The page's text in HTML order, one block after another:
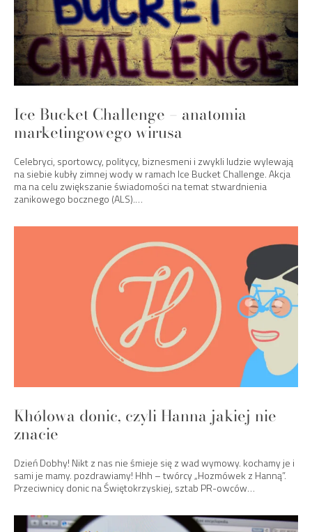
Ice Bucket Challenge – anatomia
marketingowego wirusa
Celebryci, sportowcy, politycy, biznesmeni i zwykli ludzie wylewają
na siebie kubły zimnej wody w ramach Ice Bucket Challenge. Akcja
ma na celu zwiększanie świadomości na temat stwardnienia
zanikowego bocznego (ALS).…
Khólowa donic, czyli Hanna jakiej nie
znacie
Dzień Dobhy! Nikt z nas nie śmieje się z wad wymowy. kochamy je i
sami je mamy. pozdrawiamy! Hhh – twórcy „Hozmówek z Hanną”.
Przeciwnicy donic na Świętokrzyskiej, sztab PR-owców…